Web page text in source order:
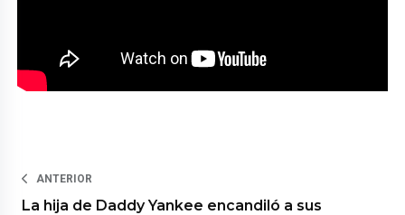
ANTERIOR
La hija de Daddy Yankee encandiló a sus